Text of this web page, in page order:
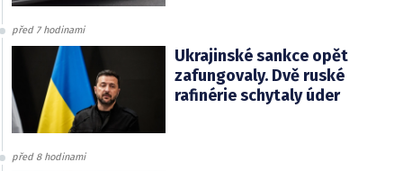
před 7 hodinami
Ukrajinské sankce opět
zafungovaly. Dvě ruské
rafinérie schytaly úder
před 8 hodinami